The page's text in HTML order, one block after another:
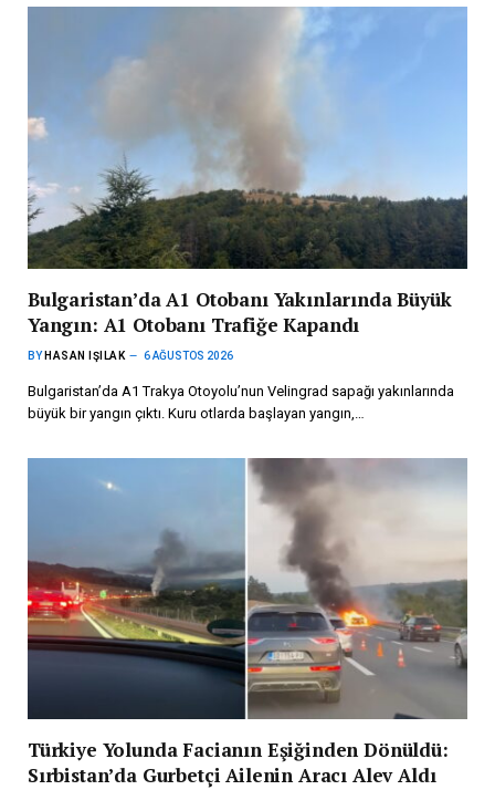
Bulgaristan’da A1 Otobanı Yakınlarında Büyük
Yangın: A1 Otobanı Trafiğe Kapandı
BY HASAN IŞILAK 6 AĞUSTOS 2026
Bulgaristan’da A1 Trakya Otoyolu’nun Velingrad sapağı yakınlarında
büyük bir yangın çıktı. Kuru otlarda başlayan yangın,…
Türkiye Yolunda Facianın Eşiğinden Dönüldü:
Sırbistan’da Gurbetçi Ailenin Aracı Alev Aldı